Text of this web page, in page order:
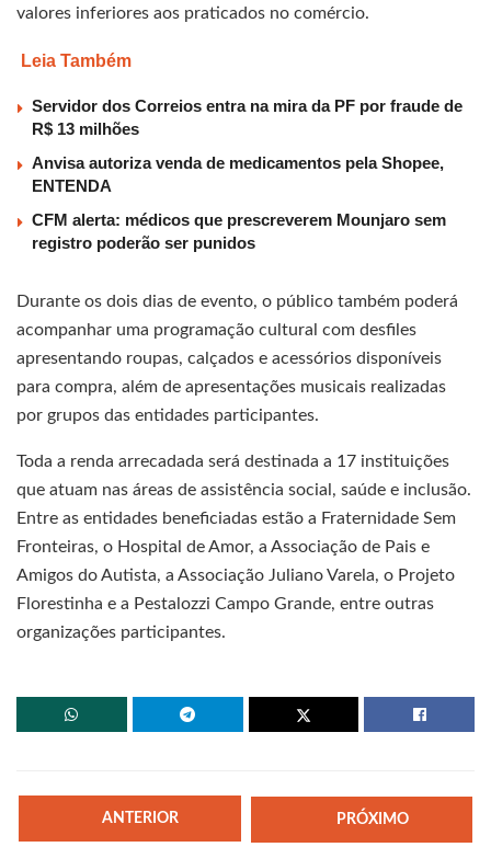
valores inferiores aos praticados no comércio.
Leia Também
Servidor dos Correios entra na mira da PF por fraude de
R$ 13 milhões
Anvisa autoriza venda de medicamentos pela Shopee,
ENTENDA
CFM alerta: médicos que prescreverem Mounjaro sem
registro poderão ser punidos
Durante os dois dias de evento, o público também poderá
acompanhar uma programação cultural com desfiles
apresentando roupas, calçados e acessórios disponíveis
para compra, além de apresentações musicais realizadas
por grupos das entidades participantes.
Toda a renda arrecadada será destinada a 17 instituições
que atuam nas áreas de assistência social, saúde e inclusão.
Entre as entidades beneficiadas estão a Fraternidade Sem
Fronteiras, o Hospital de Amor, a Associação de Pais e
Amigos do Autista, a Associação Juliano Varela, o Projeto
Florestinha e a Pestalozzi Campo Grande, entre outras
organizações participantes.
ANTERIOR PRÓXIMO